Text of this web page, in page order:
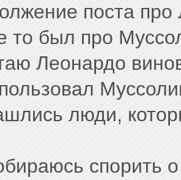
поста
то был про
Леонардо
люди,
спорить